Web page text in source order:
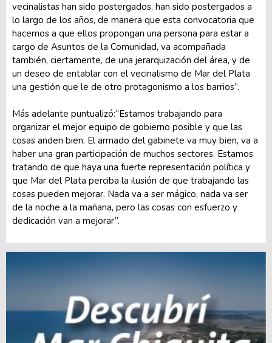
vecinalistas han sido postergados, han sido postergados a
lo largo de los años, de manera que esta convocatoria que
hacemos a que ellos propongan una persona para estar a
cargo de Asuntos de la Comunidad, va acompañada
también, ciertamente, de una jerarquización del área, y de
un deseo de entablar con el vecinalismo de Mar del Plata
una gestión que le de otro protagonismo a los barrios”.
Más adelante puntualizó:“Estamos trabajando para
organizar el mejor equipo de gobierno posible y que las
cosas anden bien. El armado del gabinete va muy bien, va a
haber una gran participación de muchos sectores. Estamos
tratando de que haya una fuerte representación política y
que Mar del Plata perciba la ilusión de que trabajando las
cosas pueden mejorar. Nada va a ser mágico, nada va ser
de la noche a la mañana, pero las cosas con esfuerzo y
dedicación van a mejorar”.